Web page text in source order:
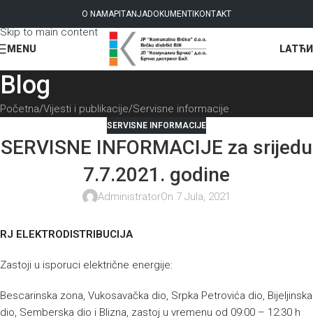
Skip to navigation
Skip to main content
O NAMAPITANJADOKUMENTI KONTAKT
MENU LAT
Blog
Početna Vijesti i publikacije Servisne informacije
SERVISNE INFORMACIJE
SERVISNE INFORMACIJE za srijedu
7.7.2021. godine
AdministratorOn 7 Jula, 2021
RJ ELEKTRODISTRIBUCIJA
Zastoji u isporuci električne energije:
Bescarinska zona, Vukosavačka dio, Srpka Petrovića dio, Bijeljinska
dio, Semberska dio i Blizna, zastoj u vremenu od 09:00 – 12:30 h